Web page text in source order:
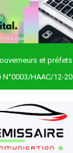
et
Blitta
N°0003/HAAC/12-